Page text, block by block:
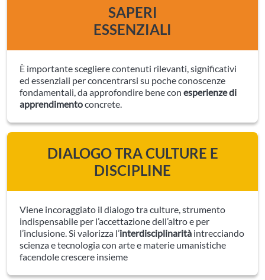
SAPERI
ESSENZIALI
È importante scegliere contenuti rilevanti, significativi
ed essenziali per concentrarsi su poche conoscenze
fondamentali, da approfondire bene con esperienze di
apprendimentoconcrete.
DIALOGO TRA CULTURE E
DISCIPLINE
Viene incoraggiato il dialogo tra culture, strumento
indispensabile per l’accettazione dell’altro e per
l’inclusione. Si valorizza l’interdisciplinarità intrecciando
scienza e tecnologia con arte e materie umanistiche
facendole crescere insieme